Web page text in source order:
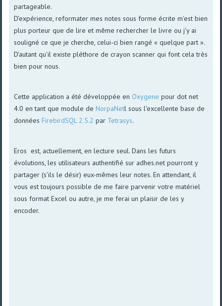
partageable.
D'expérience, reformater mes notes sous forme écrite m'est bien
plus porteur que de lire et même rechercher le livre ou j'y ai
souligné ce que je cherche, celui-ci bien rangé « quelque part ».
D'autant qu'il existe pléthore de crayon scanner qui font cela très
bien pour nous.
Cette application a été développée en Oxygene pour dot net
4.0 en tant que module deNorpaNetl sous l'excellente base de
donnéesFirebirdSQL 2.5.2 par Tetrasys.
Eros est, actuellement, en lecture seul. Dans les futurs
évolutions, les utilisateurs authentifié sur adhes.net pourront y
partager (s'ils le désir) eux-mêmes leur notes. En attendant, il
vous est toujours possible de me faire parvenir votre matériel
sous format Excel ou autre, je me ferai un plaisir de les y
encoder.